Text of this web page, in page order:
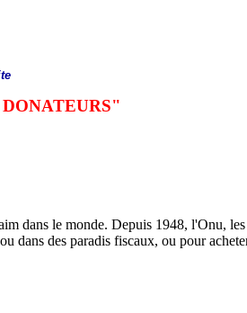
dans le monde. Depuis 1948, l'Onu, les
dans des paradis fiscaux, ou pour